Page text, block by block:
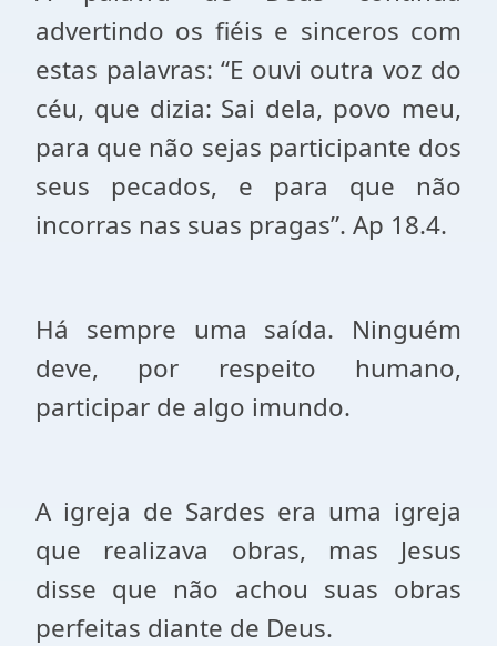
advertindo os fiéis e sinceros com
estas palavras: “E ouvi outra voz do
céu, que dizia: Sai dela, povo meu,
para que não sejas participante dos
seus pecados, e para que não
incorras nas suas pragas”. Ap 18.4.
Há sempre uma saída. Ninguém
deve, por respeito humano,
participar de algo imundo.
A igreja de Sardes era uma igreja
que realizava obras, mas Jesus
disse que não achou suas obras
perfeitas diante de Deus.